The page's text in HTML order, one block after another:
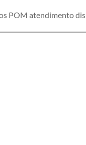
POM atendimento